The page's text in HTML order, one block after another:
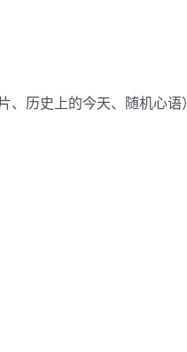
历史上的今天、随机心语）